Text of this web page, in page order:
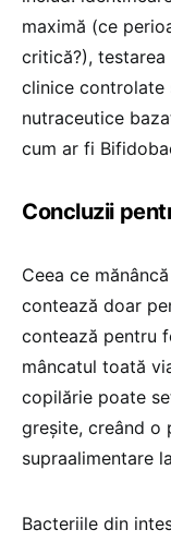
maximă (ce
critică?),
clinice controlate
nutraceutice
cum ar fi
Concluzii
Ceea ce
contează doar
contează pentru
mâncatul toată
copilărie poate
greșite, creând o
supraalimentare
Bacteriile din